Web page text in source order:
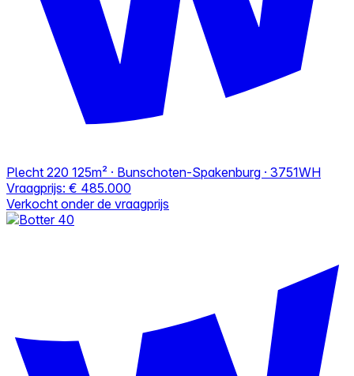
Plecht 220 125m² · Bunschoten-Spakenburg · 3751WH
Vraagprijs: € 485.000
Verkocht onder de vraagprijs